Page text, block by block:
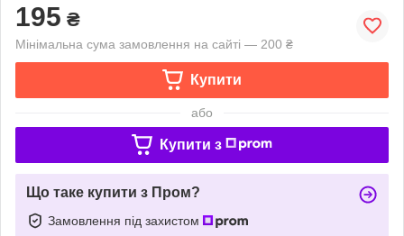
195 ₴
Мінімальна сума замовлення на сайті — 200 ₴
Купити
або
Купити з
Що таке купити з Пром?
Замовлення під захистом